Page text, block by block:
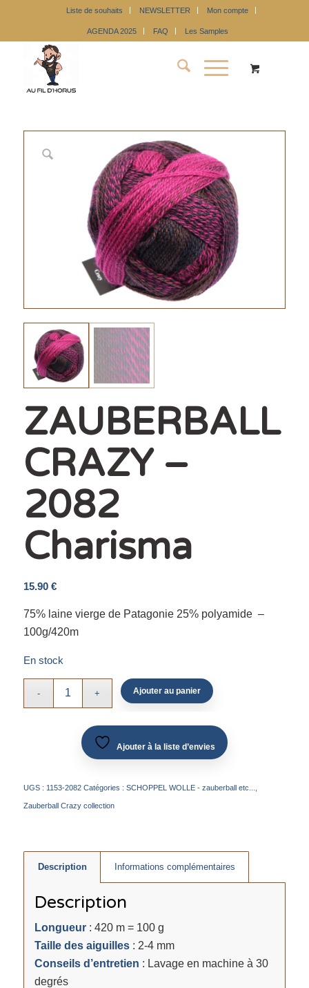
Liste de souhaits NEWSLETTER Mon compte
AGENDA 2025 FAQ Les Samples
ZAUBERBALL
CRAZY –
2082
Charisma
15.90 €
75% laine vierge de Patagonie 25% polyamide –
100g/420m
En stock
Ajouter au panier
Ajouter à la liste d’envies
UGS : 1153-2082 Catégories : SCHOPPEL WOLLE - zauberball etc...
Zauberball Crazy collection
Description Informations complémentaires
Description
Longueur: 420 m = 100 g
Taille des aiguilles: 2-4 mm
Conseils d’entretien : Lavage en machine à 30
degrés